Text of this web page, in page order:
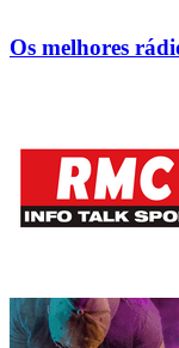
Os melhores